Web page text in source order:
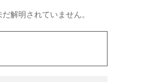
解明されていません。